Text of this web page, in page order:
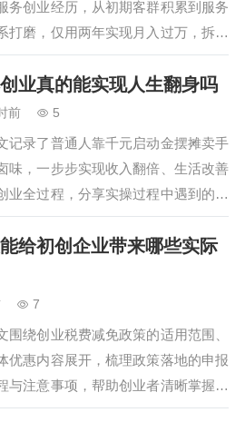
务创业经历，从初期客群积累到服务
打磨，仅用两年实现月入过万，拆解
入创业的核心逻辑与避坑要点，给想
本创业的普通人提供可复制的参考思
…
业真的能实现人生翻身吗
前 5
记录了普通人靠千元启动金摆摊卖手
味，一步步实现收入翻倍、生活改善
业全过程，分享实操过程中遇到的难
解决办法和实用经验，给想要尝试小
业的普通人提供可参考的落地思路，
给初创企业带来哪些实际
7
围绕创业税费减免政策的适用范围、
优惠内容展开，梳理政策落地的申报
与注意事项，帮助创业者清晰掌握政
利，降低初创阶段运营成本，提升创